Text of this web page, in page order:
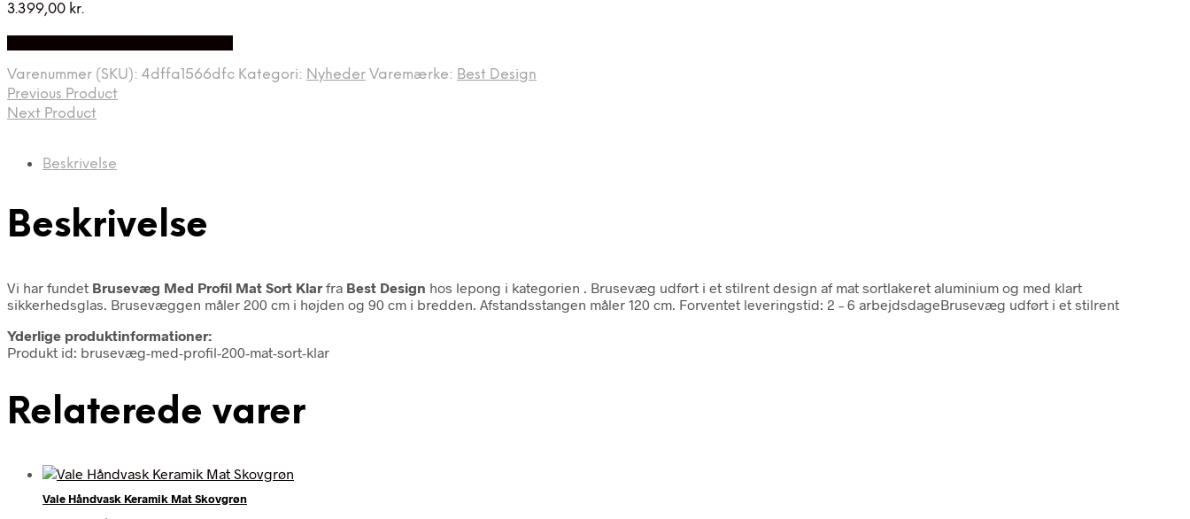
3.399,00 kr.
Varenummer (SKU): 4dffa1566dfc Kategori: Nyheder Varemærke: Best Design
Previous Product
Next Product
Beskrivelse
Beskrivelse
Vi har fundet Brusevæg Med Profil Mat Sort Klar fra Best Design hos lepong i kategorien
. Brusevæg udført i et stilrent design af mat sortlakeret aluminium og med klart
sikkerhedsglas. Brusevæggen måler 200 cm i højden og 90 cm i bredden. Afstandsstangen måler 120 cm. Forventet leveringstid: 2 – 6 arbejdsdageBrusevæg udført i et stilrent
Yderlige produktinformationer:
Produkt id: brusevæg-med-profil-200-mat-sort-klar
Relaterede varer
Vale Håndvask Keramik Mat Skovgrøn